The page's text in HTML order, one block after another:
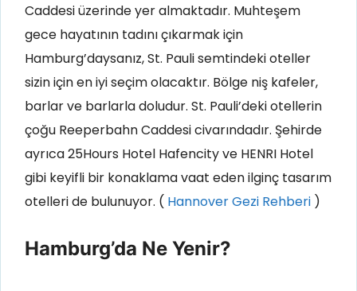
Caddesi üzerinde yer almaktadır. Muhteşem
gece hayatının tadını çıkarmak için
Hamburg’daysanız, St. Pauli semtindeki oteller
sizin için en iyi seçim olacaktır. Bölge niş kafeler,
barlar ve barlarla doludur. St. Pauli’deki otellerin
çoğu Reeperbahn Caddesi civarındadır. Şehirde
ayrıca 25Hours Hotel Hafencity ve HENRI Hotel
gibi keyifli bir konaklama vaat eden ilginç tasarım
otelleri de bulunuyor. ( Hannover Gezi Rehberi )
Hamburg’da Ne Yenir?